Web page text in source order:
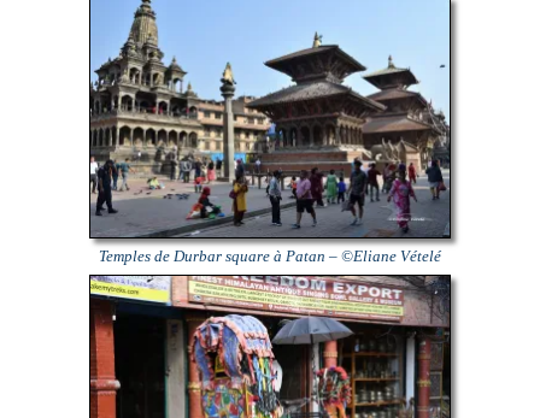
Temples de Durbar square à Patan – ©Eliane Vételé